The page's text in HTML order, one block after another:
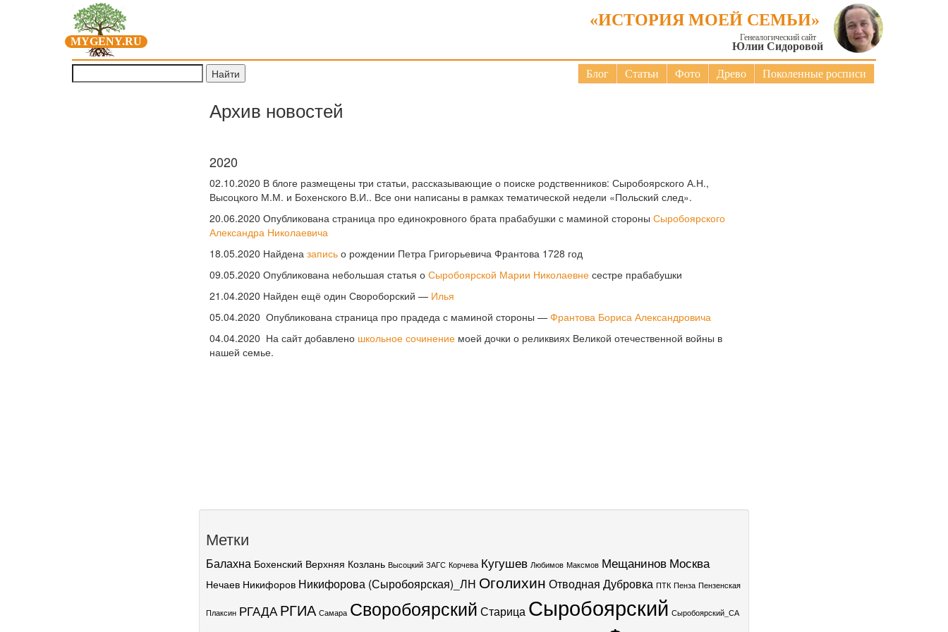
MYGENY.RU
«ИСТОРИЯ МОЕЙ СЕМЬИ»
Генеалогический сайт
Юлии Сидоровой
Поколенные росписи
Древо
Фото
Статьи
Блог
Архив новостей
2020
02.10.2020 В блоге размещены три статьи, рассказывающие о поиске родственников: Сыробоярского А.Н.,
Высоцкого М.М. и Бохенского В.И.. Все они написаны в рамках тематической недели «Польский след».
20.06.2020 Опубликована страница про единокровного брата прабабушки с маминой стороны Сыробоярского
Александра Николаевича
18.05.2020 Найдена запись о рождении Петра Григорьевича Франтова 1728 год
09.05.2020 Опубликована небольшая статья о Сыробоярской Марии Николаевне сестре прабабушки
21.04.2020 Найден ещё один Свороборский — Илья
05.04.2020 Опубликована страница про прадеда с маминой стороны — Франтова Бориса Александровича
04.04.2020 На сайт добавлено школьное сочинение моей дочки о реликвиях Великой отечественной войны в
нашей семье.
Метки
Балахна Бохенский Верхняя Козлань Высоцкий ЗАГС Корчева Кугушев Любимов Максмов Мещанинов Москва
Нечаев Никифоров Никифорова (Сыробоярская)_ЛН Оголихин Отводная Дубровка ПТК Пенза Пензенская
Плаксин РГАДА РГИА Самара Своробоярский Старица Сыробоярский Сыробоярский_СА